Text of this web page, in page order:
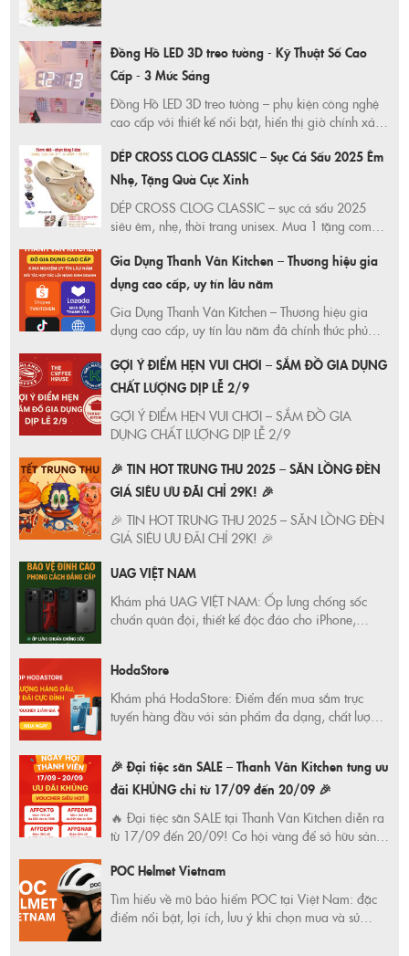
Đồng Hồ LED 3D treo tường - Kỹ Thuật Số Cao
Cấp - 3 Mức Sáng
Đồng Hồ LED 3D treo tường – phụ kiện công nghệ
cao cấp với thiết kế nổi bật, hiển thị giờ chính xác,
phòng ngủ cực sang. Mua ngay ưu đãi Shopee,
giao hàng nhanh, bảo hành chuẩn!
DÉP CROSS CLOG CLASSIC – Sục Cá Sấu 2025 Êm
Nhẹ, Tặng Quà Cực Xinh
DÉP CROSS CLOG CLASSIC – sục cá sấu 2025
siêu êm, nhẹ, thời trang unisex. Mua 1 tặng combo
TRUSTVNXK – độc quyền Shopee, giao nhanh, giá
siêu tốt!
Gia Dụng Thanh Vân Kitchen – Thương hiệu gia
dụng cao cấp, uy tín lâu năm
Gia Dụng Thanh Vân Kitchen – Thương hiệu gia
dụng cao cấp, uy tín lâu năm đã chính thức phủ
và website riêng, giúp khách hàng mua sắm dễ
dàng – tiện lợi – an tâm.
GỢI Ý ĐIỂM HẸN VUI CHƠI – SẮM ĐỒ GIA DỤNG
CHẤT LƯỢNG DỊP LỄ 2/9
GỢI Ý ĐIỂM HẸN VUI CHƠI – SẮM ĐỒ GIA
DỤNG CHẤT LƯỢNG DỊP LỄ 2/9
🎉 TIN HOT TRUNG THU 2025 – SĂN LỒNG ĐÈN
GIÁ SIÊU ƯU ĐÃI CHỈ 29K! 🎉
🎉 TIN HOT TRUNG THU 2025 – SĂN LỒNG ĐÈN
GIÁ SIÊU ƯU ĐÃI CHỈ 29K! 🎉
UAG VIỆT NAM
Khám phá UAG VIỆT NAM: Ốp lưng chống sốc
chuẩn quân đội, thiết kế độc đáo cho iPhone,
HodaStore
Khám phá HodaStore: Điểm đến mua sắm trực
tuyến hàng đầu với sản phẩm đa dạng, chất lượng
ngay hôm nay!
🎉 Đại tiệc săn SALE – Thanh Vân Kitchen tung ưu
đãi KHỦNG chỉ từ 17/09 đến 20/09 🎉
🔥 Đại tiệc săn SALE tại Thanh Vân Kitchen diễn ra
từ 17/09 đến 20/09! Cơ hội vàng để sở hữu sản
lỡ! Mua sắm thông minh ngay hôm nay!
POC Helmet Vietnam
Tìm hiểu về mũ bảo hiểm POC tại Việt Nam: đặc
điểm nổi bật, lợi ích, lưu ý khi chọn mua và sử